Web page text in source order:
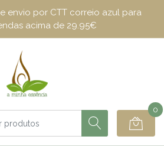
envio por CTT correio azul para
acima de 29.95€
0